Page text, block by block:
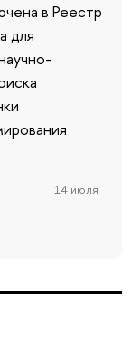
в Реестр
для
14 июля